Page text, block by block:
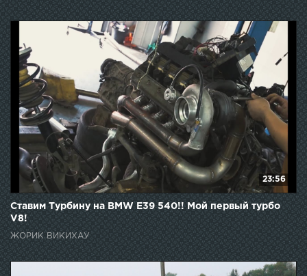
23:56
Ставим Турбину на BMW E39 540!! Мой первый турбо
V8!
ЖОРИК ВИКИХАУ